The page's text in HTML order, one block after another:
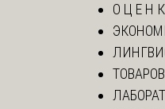
О Ц Е Н